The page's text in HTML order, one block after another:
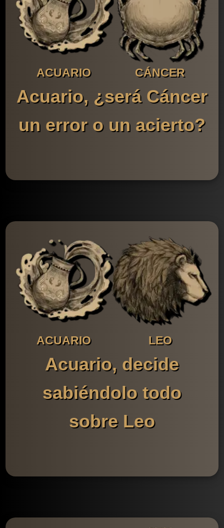
ACUARIO CÁNCER
Acuario, ¿será Cáncer
un error o un acierto?
ACUARIO LEO
Acuario, decide
sabiéndolo todo
sobre Leo